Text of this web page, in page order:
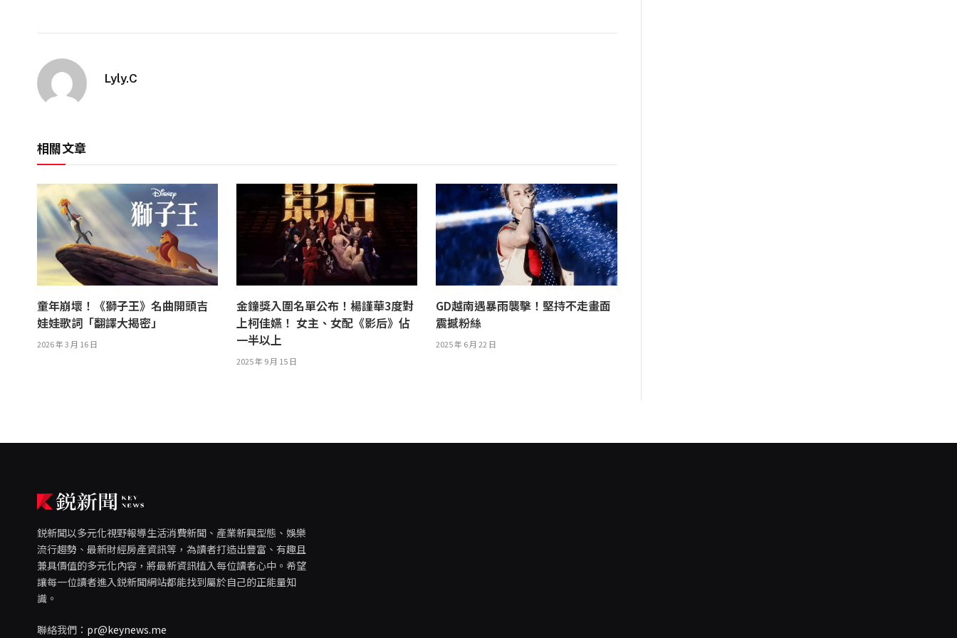
Lyly.C
相關文章
童年崩壞！《獅子王》名曲開頭吉
娃娃歌詞「翻譯大揭密」
2026 年 3 月 16 日
金鐘獎入圍名單公布！楊謹華3度對
上柯佳嬿！ 女主、女配《影后》佔
一半以上
2025 年 9 月 15 日
GD越南遇暴雨襲擊！堅持不走畫面
震撼粉絲
2025 年 6 月 22 日
鋭新聞以多元化視野報導生活消費新聞、產業新興型態、娛樂
流行趨勢、最新財經房產資訊等，為讀者打造出豐富、有趣且
兼具價值的多元化內容，將最新資訊植入每位讀者心中。希望
讓每一位讀者進入鋭新聞網站都能找到屬於自己的正能量知
識。
聯絡我們： pr@keynews.me